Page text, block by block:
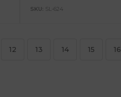
SKU: SL-624
12 13 14 15 16